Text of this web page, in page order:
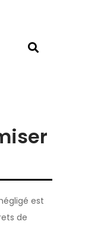
est
de